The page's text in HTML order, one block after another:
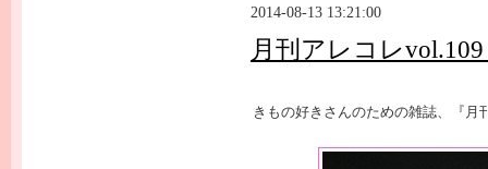
2014-08-13 13:21:00
月刊アレコレ
きもの好きさんのための雑誌、『